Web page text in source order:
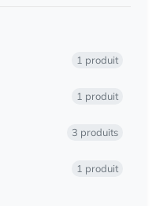
1 produit
1 produit
3 produits
1 produit